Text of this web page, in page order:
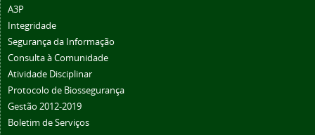
A3P
Integridade
Segurança da Informação
Consulta à Comunidade
Atividade Disciplinar
Protocolo de Biossegurança
Gestão 2012-2019
Boletim de Serviços